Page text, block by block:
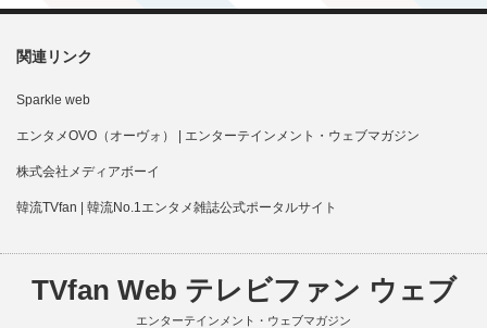
関連リンク
Sparkle web
エンタメOVO（オーヴォ） | エンターテインメント・ウェブマガジン
株式会社メディアボーイ
韓流TVfan | 韓流No.1エンタメ雑誌公式ポータルサイト
TVfan Web テレビファン ウェブ
エンターテインメント・ウェブマガジン